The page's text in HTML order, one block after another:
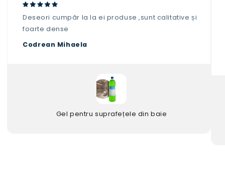
Deseori cumpăr la la ei produse ,sunt calitative și
foarte dense
Codrean Mihaela
Gel pentru suprafețele din baie